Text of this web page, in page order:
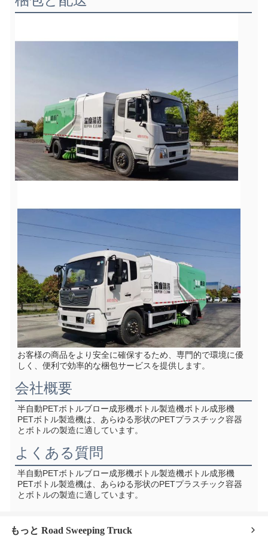
お客様の商品をより安全に確保するため、専門的で環境に優
しく、便利で効率的な梱包サービスを提供します。
会社概要
半自動PETボトルブロー成形機ボトル製造機ボトル成形機
PETボトル製造機は、あらゆる形状のPETプラスチック容器
とボトルの製造に適しています。
よくある質問
半自動PETボトルブロー成形機ボトル製造機ボトル成形機
PETボトル製造機は、あらゆる形状のPETプラスチック容器
とボトルの製造に適しています。
もっと Road Sweeping Truck